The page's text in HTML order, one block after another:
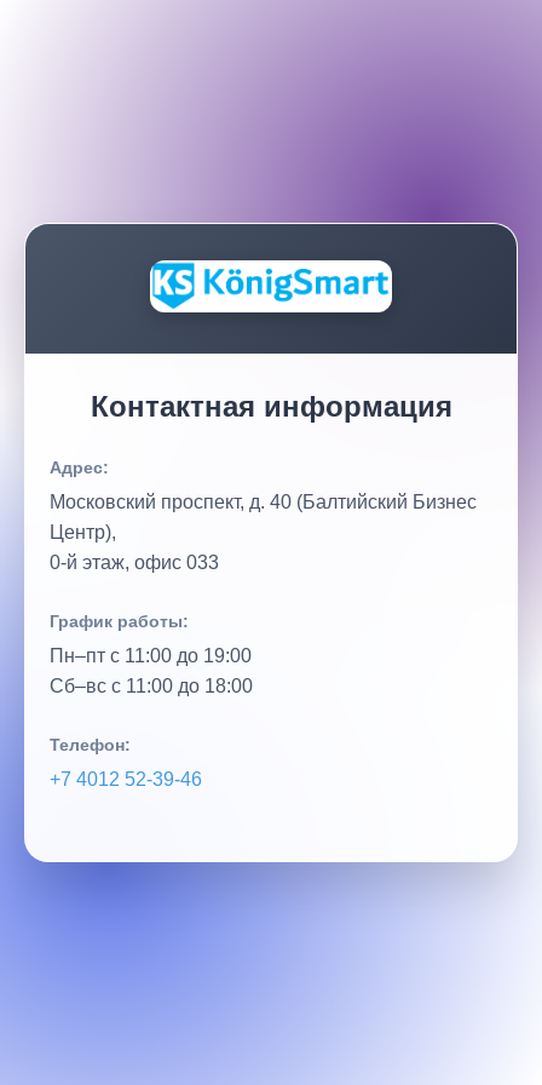
Контактная информация
Адрес:
Московский проспект, д. 40 (Балтийский Бизнес
Центр),
0‑й этаж, офис 033
График работы:
Пн–пт с 11:00 до 19:00
Сб–вс с 11:00 до 18:00
Телефон:
+7 4012 52‑39‑46